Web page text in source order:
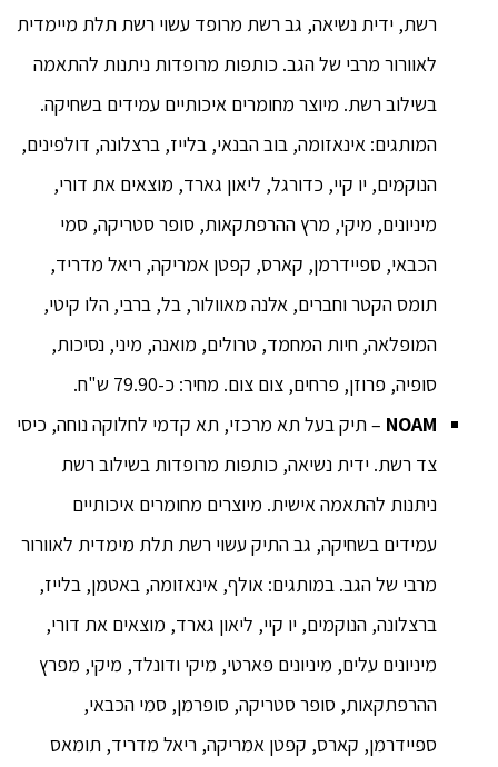
רשת, ידית נשיאה, גב רשת מרופד עשוי רשת תלת מיימדית
לאוורור מרבי של הגב. כותפות מרופדות ניתנות להתאמה
בשילוב רשת. מיוצר מחומרים איכותיים עמידים בשחיקה.
המותגים: אינאזומה, בוב הבנאי, בלייז, ברצלונה, דולפינים,
הנוקמים, יו קיי, כדורגל, ליאון גארד, מוצאים את דורי,
מיניונים, מיקי, מרץ ההרפתקאות, סופר סטריקה, סמי
הכבאי, ספיידרמן, קארס, קפטן אמריקה, ריאל מדריד,
תומס הקטר וחברים, אלנה מאוולור, בל, ברבי, הלו קיטי,
המופלאה, חיות המחמד, טרולים, מואנה, מיני, נסיכות,
סופיה, פרוזן, פרחים, צום צום. מחיר: כ-79.90 ש"ח.
NOAM – תיק בעל תא מרכזי, תא קדמי לחלוקה נוחה, כיסי
צד רשת. ידית נשיאה, כותפות מרופדות בשילוב רשת
ניתנות להתאמה אישית. מיוצרים מחומרים איכותיים
עמידים בשחיקה, גב התיק עשוי רשת תלת מימדית לאוורור
מרבי של הגב. במותגים: אולף, אינאזומה, באטמן, בלייז,
ברצלונה, הנוקמים, יו קיי, ליאון גארד, מוצאים את דורי,
מיניונים עלים, מיניונים פארטי, מיקי ודונלד, מיקי, מפרץ
ההרפתקאות, סופר סטריקה, סופרמן, סמי הכבאי,
ספיידרמן, קארס, קפטן אמריקה, ריאל מדריד, תומאס